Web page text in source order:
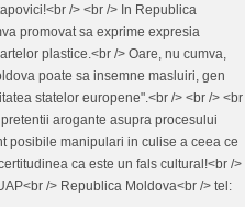
/> <br /> In Republica
promovat sa exprime expresia
plastice.<br /> Oare, nu cumva,
poate sa insemne masluiri, gen
statelor europene".<br /> <br /> <br
arogante asupra procesului
posibile manipulari in culise a ceea ce
ca este un fals cultural!<br />
/> Republica Moldova<br /> tel: